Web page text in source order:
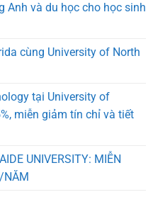
Anh và du học cho học sinh
cùng University of North
tại University of
miễn giảm tín chỉ và tiết
UNIVERSITY: MIỄN
NĂM